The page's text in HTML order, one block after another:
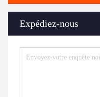
Expédiez-nous